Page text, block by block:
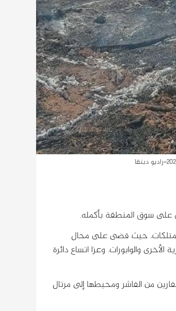
سوق المنطقة بأكمله.
حيث قضى على محال
والوابورات. وعزا اتساع دائرة
من الفاشر ومحيطها إلى مرتال